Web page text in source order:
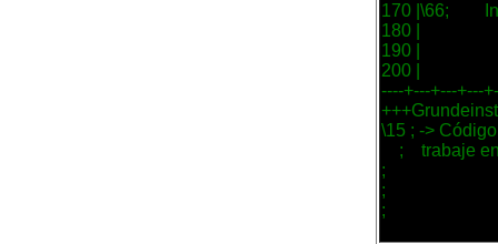
170 |\66;
180 |
190 |
200 |
----+---+---+---
\15 ; ->
;
;
;
;